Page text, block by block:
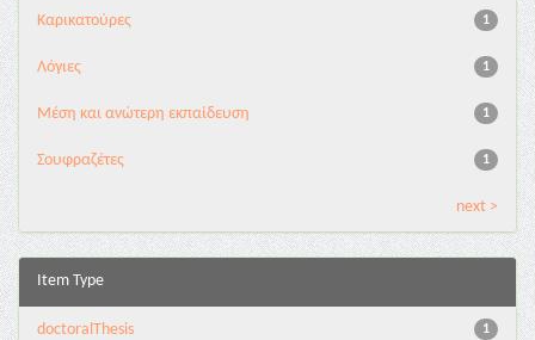
1
Καρικατούρες
1
Λόγιες
1
Μέση και ανώτερη εκπαίδευση
1
Σουφραζέτες
next >
Item Type
1
doctoralThesis